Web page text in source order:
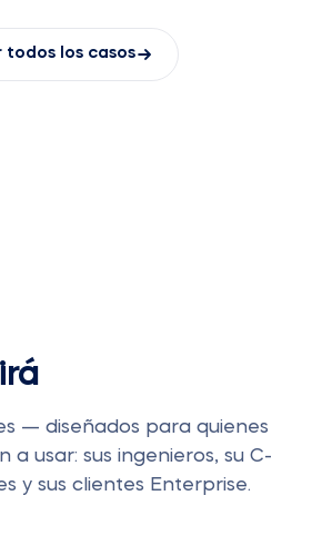
todos los casos
— diseñados para quienes
a usar: sus ingenieros, su C-
y sus clientes Enterprise.